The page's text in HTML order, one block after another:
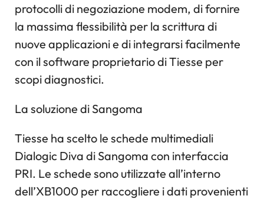
protocolli di negoziazione modem, di fornire
la massima flessibilità per la scrittura di
nuove applicazioni e di integrarsi facilmente
con il software proprietario di Tiesse per
scopi diagnostici.
La soluzione di Sangoma
Tiesse ha scelto le schede multimediali
Dialogic Diva di Sangoma con interfaccia
PRI. Le schede sono utilizzate all’interno
dell’XB1000 per raccogliere i dati provenienti